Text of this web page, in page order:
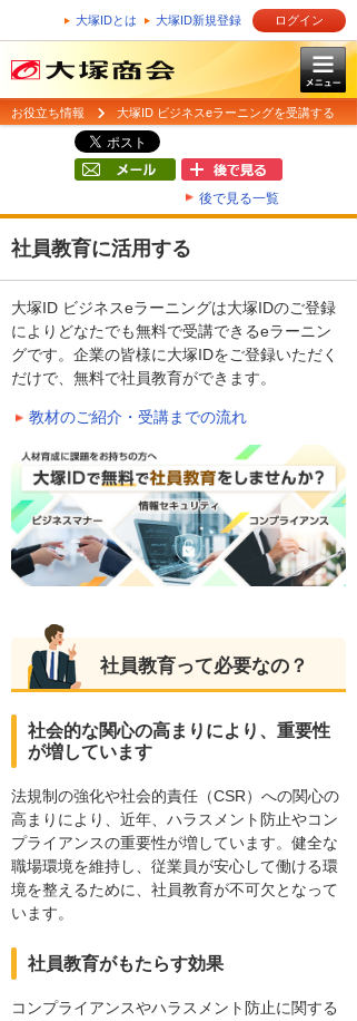
大塚IDとは 大塚ID新規登録 ログイン
お役立ち情報 大塚ID ビジネスeラーニングを受講する
後で見る一覧
社員教育に活用する
大塚ID ビジネスeラーニングは大塚IDのご登録
によりどなたでも無料で受講できるeラーニン
グです。企業の皆様に大塚IDをご登録いただく
だけで、無料で社員教育ができます。
教材のご紹介・受講までの流れ
社員教育って必要なの？
社会的な関心の高まりにより、重要性
が増しています
法規制の強化や社会的責任（CSR）への関心の
高まりにより、近年、ハラスメント防止やコン
プライアンスの重要性が増しています。健全な
職場環境を維持し、従業員が安心して働ける環
境を整えるために、社員教育が不可欠となって
います。
社員教育がもたらす効果
コンプライアンスやハラスメント防止に関する